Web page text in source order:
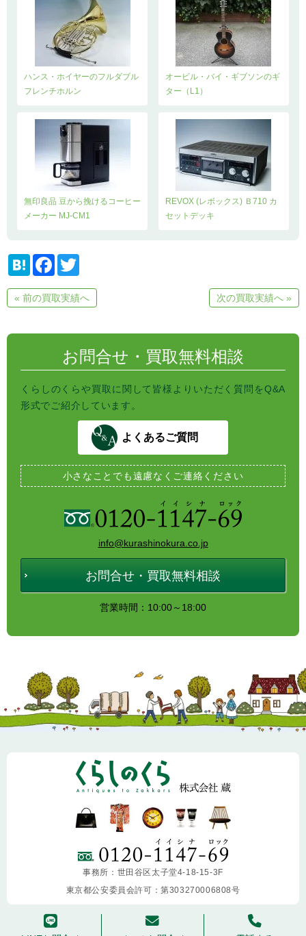
ハンス・ホイヤーのフルダブル
フレンチホルン
オービル・バイ・ギブソンのギ
ター（L1）
無印良品 豆から挽けるコーヒー
メーカー MJ-CM1
REVOX (レボックス) Ｂ710 カ
セットデッキ
H
e
n
F
e
b
k
t
t
« 前の買取実績へ 次の買取実績へ »
お問合せ・買取無料相談
くらしのくらや買取に関して皆様よりいただく質問をQ&A
形式でご紹介しています。
よくあるご質問
小さなことでも遠慮なくご連絡ください
info@kurashinokura.co.jp
お問合せ・買取無料相談
営業時間：10:00～18:00
事務所：世田谷区太子堂4-18-15-3F
東京都公安委員会許可：第303270006808号
2013-2026 KURASHINOKURA. All Rights Reserved.